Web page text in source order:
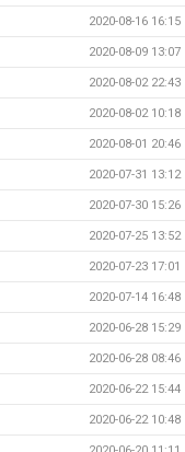
2020-08-16 16:15
2020-08-09 13:07
2020-08-02 22:43
2020-08-02 10:18
2020-08-01 20:46
2020-07-31 13:12
2020-07-30 15:26
2020-07-25 13:52
2020-07-23 17:01
2020-07-14 16:48
2020-06-28 15:29
2020-06-28 08:46
2020-06-22 15:44
2020-06-22 10:48